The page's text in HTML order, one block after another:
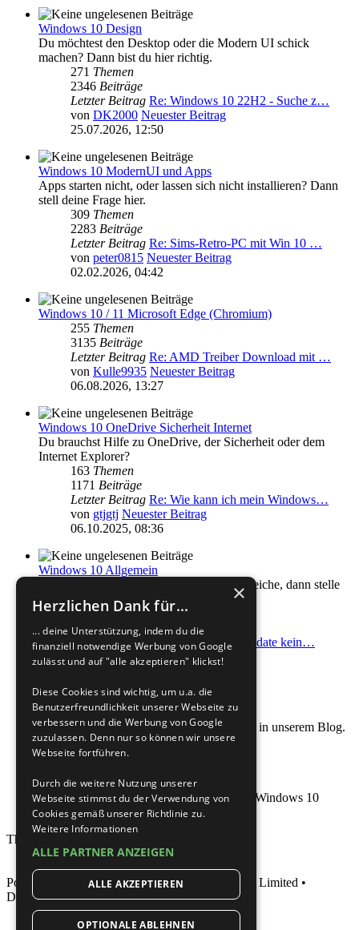
Windows 10 Design
Du möchtest den Desktop oder die Modern UI schick
machen? Dann bist du hier richtig.
271 Themen
2346 Beiträge
Letzter Beitrag Re: Windows 10 22H2 - Suche z…
von DK2000 Neuester Beitrag
25.07.2026, 12:50
Windows 10 ModernUI und Apps
Apps starten nicht, oder lassen sich nicht installieren? Dann
stell deine Frage hier.
309 Themen
2283 Beiträge
Letzter Beitrag Re: Sims-Retro-PC mit Win 10 …
von peter0815 Neuester Beitrag
02.02.2026, 04:42
Windows 10 / 11 Microsoft Edge (Chromium)
255 Themen
3135 Beiträge
Letzter Beitrag Re: AMD Treiber Download mit …
von Kulle9935 Neuester Beitrag
06.08.2026, 13:27
Windows 10 OneDrive Sicherheit Internet
Du brauchst Hilfe zu OneDrive, der Sicherheit oder dem
Internet Explorer?
163 Themen
1171 Beiträge
Letzter Beitrag Re: Wie kann ich mein Windows…
von gtjgtj Neuester Beitrag
06.10.2025, 08:36
Windows 10 Allgemein
Deine Frage passt nicht in die anderen Bereiche, dann stelle
sie hier.
3863Themen
29694Beiträge
Letzter Beitrag Re: Nach Inplace Update kein…
von
Gast2025
Neuester Beitrag
31.07.2026, 20:10
Windows 10 im Blog
Nützliche Artikel zum Thema Windows 10 in unserem Blog.
Aufrufe insgesamt: 772558
Windows 10 Portal im Wiki
Die Anlaufstelle für alle Tutorials rund um Windows 10
Aufrufe insgesamt: 1136028
Themen insgesamt
Powered by phpBB ® Forum Software © phpBB Limited •
Deutsche Übersetzung durchphpBB.de
×
Herzlichen Dank für...
... deine Unterstützung, indem du die
finanziell notwendige Werbung von Google
zulässt und auf "alle akzeptieren" klickst!
Diese Cookies sind wichtig, um u.a. die
Benutzerfreundlichkeit unserer Webseite zu
verbessern und die Werbung von Google
zuzulassen. Denn nur so können wir unsere
Webseite fortführen.
Durch die weitere Nutzung unserer
Webseite stimmst du der Verwendung von
Cookies gemäß unserer Richtlinie zu.
Weitere Informationen
ALLE PARTNER ANZEIGEN
ALLE AKZEPTIEREN
OPTIONALE ABLEHNEN